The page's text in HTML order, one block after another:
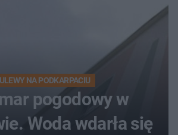
ULEWY NA PODKARPACIU
pogodowy w
Woda wdarła się